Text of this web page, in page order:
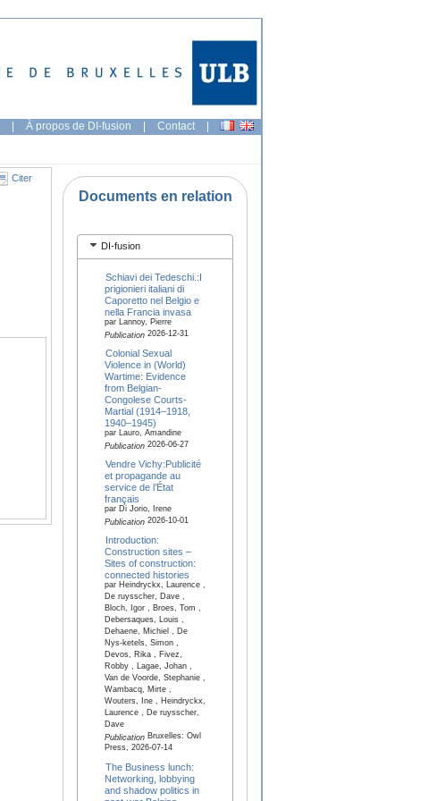
| À propos de DI-fusion | Contact |
Citer
Documents en relation
DI-fusion
Schiavi dei Tedeschi.:I
prigionieri italiani di
Caporetto nel Belgio e
nella Francia invasa
par Lannoy, Pierre
Publication2026-12-31
Colonial Sexual
Violence in (World)
Wartime: Evidence
from Belgian-
Congolese Courts-
Martial (1914–1918,
1940–1945)
par Lauro, Amandine
Publication2026-06-27
Vendre Vichy:Publicité
et propagande au
service de l’État
français
par Di Jorio, Irene
Publication2026-10-01
Introduction:
Construction sites –
Sites of construction:
connected histories
par Heindryckx, Laurence ,
De ruysscher, Dave ,
Bloch, Igor , Broes, Tom ,
Debersaques, Louis ,
Dehaene, Michiel , De
Nys-ketels, Simon ,
Devos, Rika , Fivez,
Robby , Lagae, Johan ,
Van de Voorde, Stephanie ,
Wambacq, Mirte ,
Wouters, Ine , Heindryckx,
Laurence , De ruysscher,
Dave
PublicationBruxelles: Owl
Press, 2026-07-14
The Business lunch:
Networking, lobbying
and shadow politics in